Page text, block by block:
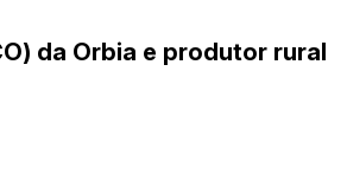
da Orbia e produtor rural